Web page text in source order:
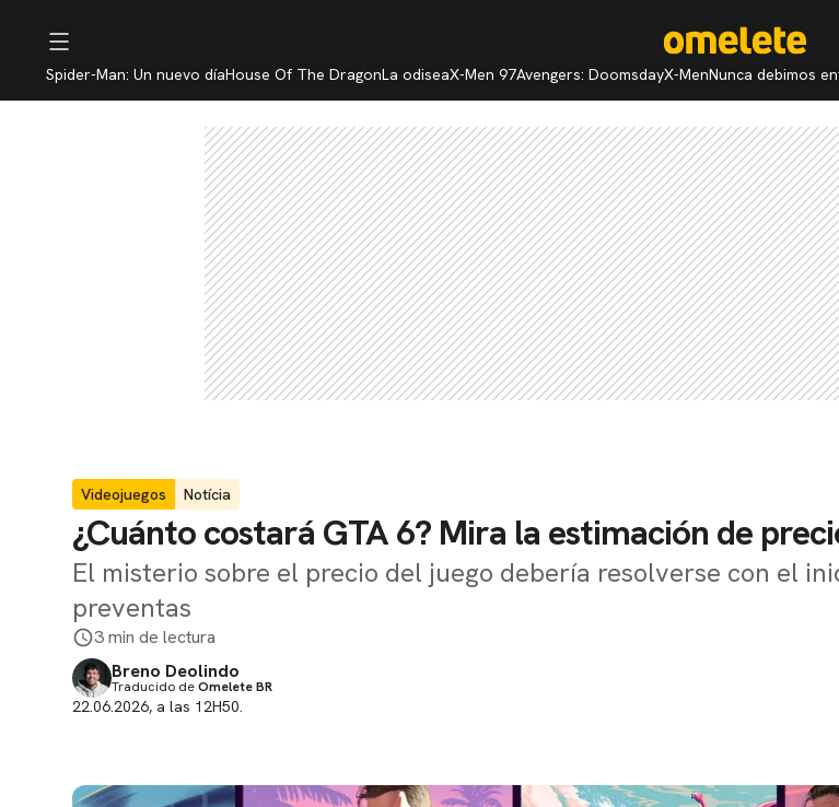
Spider-Man: Un nuevo díaHouse Of The DragonLa odiseaX-Men 97Avengers: DoomsdayX-MenNunca debimos
Videojuegos Notícia
¿Cuánto costará GTA 6? Mira la estimación de
El misterio sobre el precio del juego debería resolverse con el
preventas
3 min de lectura
Breno Deolindo
Traducido deOmelete BR
22.06.2026, a las 12H50.